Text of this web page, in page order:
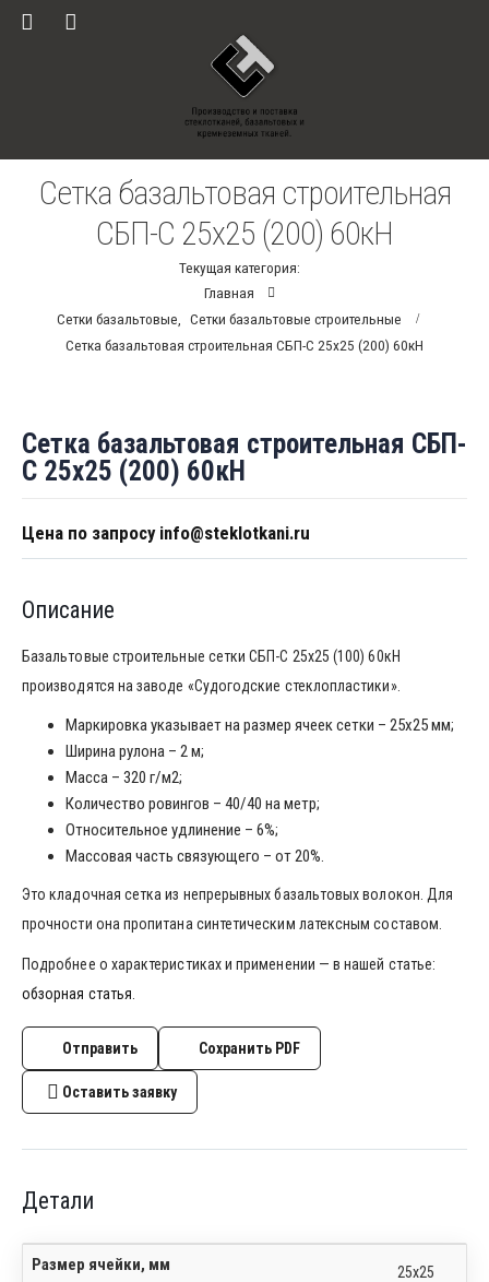
Сетка базальтовая строительная
СБП-С 25х25 (200) 60кН
Текущая категория:
Главная
Сетки базальтовые
Сетки базальтовые строительные
Сетка базальтовая строительная СБП-С 25х25 (200) 60кН
Сетка базальтовая строительная СБП-
С 25х25 (200) 60кН
Цена по запросу info@steklotkani.ru
Описание
Базальтовые строительные сетки СБП-С 25х25 (100) 60кН
производятся на заводе «Судогодские стеклопластики».
Маркировка указывает на размер ячеек сетки – 25х25 мм;
Ширина рулона – 2 м;
Масса – 320 г/м2;
Количество ровингов – 40/40 на метр;
Относительное удлинение – 6%;
Массовая часть связующего – от 20%.
Это кладочная сетка из непрерывных базальтовых волокон. Для
прочности она пропитана синтетическим латексным составом.
Подробнее о характеристиках и применении — в нашей статье:
обзорная статья
Отправить Сохранить PDF
Оставить заявку
Детали
Размер ячейки, мм 25х25